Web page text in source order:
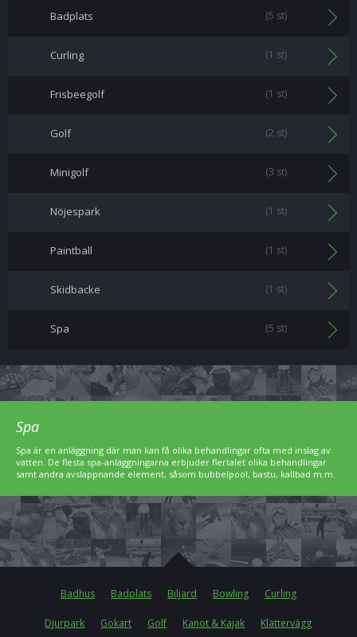
Badplats (5 st)
Curling (1 st)
Frisbeegolf (1 st)
Golf (2 st)
Minigolf (3 st)
Nöjespark (1 st)
Paintball (1 st)
Skidbacke (1 st)
Spa (5 st)
Spa
Spa är en anläggning där man kan få olika behandlingar ofta med inslag av
vatten. De flesta spa-anläggningarna erbjuder flertalet olika behandlingar
samt andra avslappnande element, såsom bubbelpool, bastu, kallbad m.m.
Badhus Badplats Biljard Bowling Curling
Djurpark Gokart Golf Kanot & Kajak Klättervägg